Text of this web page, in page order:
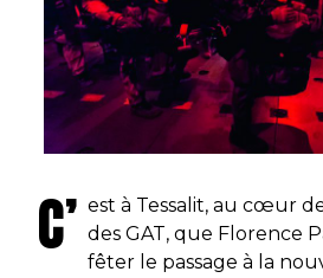
C’ est à Tessalit, au cœur
des GAT, que Florence
fêter le passage à la